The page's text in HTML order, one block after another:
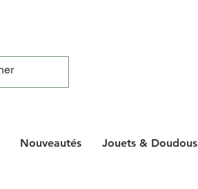
Nouveautés Jouets & Doudous